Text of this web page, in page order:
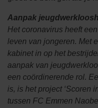
Aanpak
Het coronavirus heeft
leven van jongeren. Met
kabinet in op het
aanpak van
een coördinerende rol.
is, is het project ‘Scoren
tussen FC Emmen